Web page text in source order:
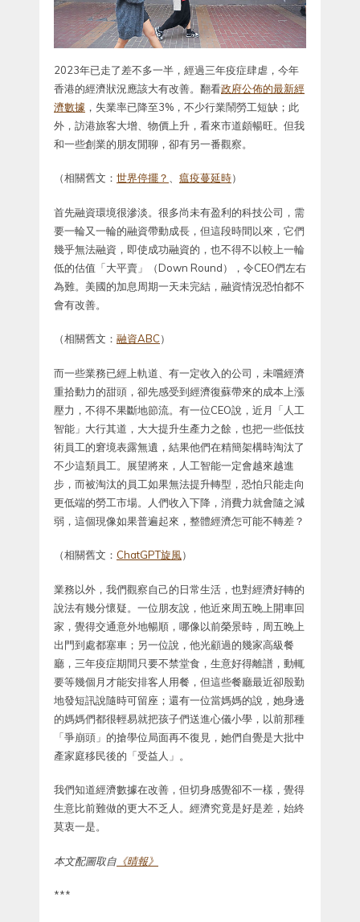
2023年已走了差不多一半，經過三年疫症肆虐，今年
香港的經濟狀況應該大有改善。翻看政府公佈的最新經
濟數據 ，失業率已降至3%，不少行業鬧勞工短缺；此
外，訪港旅客大增、物價上升，看來市道頗暢旺。但我
和一些創業的朋友閒聊，卻有另一番觀察。
（相關舊文： 世界停擺？ 、 瘟疫蔓延時）
首先融資環境很滲淡。很多尚未有盈利的科技公司，需
要一輪又一輪的融資帶動成長，但這段時間以來，它們
幾乎無法融資，即使成功融資的，也不得不以較上一輪
低的估值「大平賣」（Down Round），令CEO們左右
為難。美國的加息周期一天未完結，融資情況恐怕都不
會有改善。
（相關舊文： 融資ABC）
而一些業務已經上軌道、有一定收入的公司，未嚐經濟
重拾動力的甜頭，卻先感受到經濟復蘇帶來的成本上漲
壓力，不得不果斷地節流。有一位CEO說，近月「人工
智能」大行其道，大大提升生產力之餘，也把一些低技
術員工的窘境表露無遺，結果他們在精簡架構時淘汰了
不少這類員工。展望將來，人工智能一定會越來越進
步，而被淘汰的員工如果無法提升轉型，恐怕只能走向
更低端的勞工市場。人們收入下降，消費力就會隨之減
弱，這個現像如果普遍起來，整體經濟怎可能不轉差？
（相關舊文： ChatGPT旋風）
業務以外，我們觀察自己的日常生活，也對經濟好轉的
說法有幾分懷疑。一位朋友說，他近來周五晚上開車回
家，覺得交通意外地暢順，哪像以前榮景時，周五晚上
出門到處都塞車；另一位說，他光顧過的幾家高級餐
廳，三年疫症期間只要不禁堂食，生意好得離譜，動輒
要等幾個月才能安排客人用餐，但這些餐廳最近卻殷勤
地發短訊說隨時可留座；還有一位當媽媽的說，她身邊
的媽媽們都很輕易就把孩子們送進心儀小學，以前那種
「爭崩頭」的搶學位局面再不復見，她們自覺是大批中
產家庭移民後的「受益人」。
我們知道經濟數據在改善，但切身感覺卻不一樣，覺得
生意比前難做的更大不乏人。經濟究竟是好是差，始終
莫衷一是。
本文配圖取自 《晴報》
***